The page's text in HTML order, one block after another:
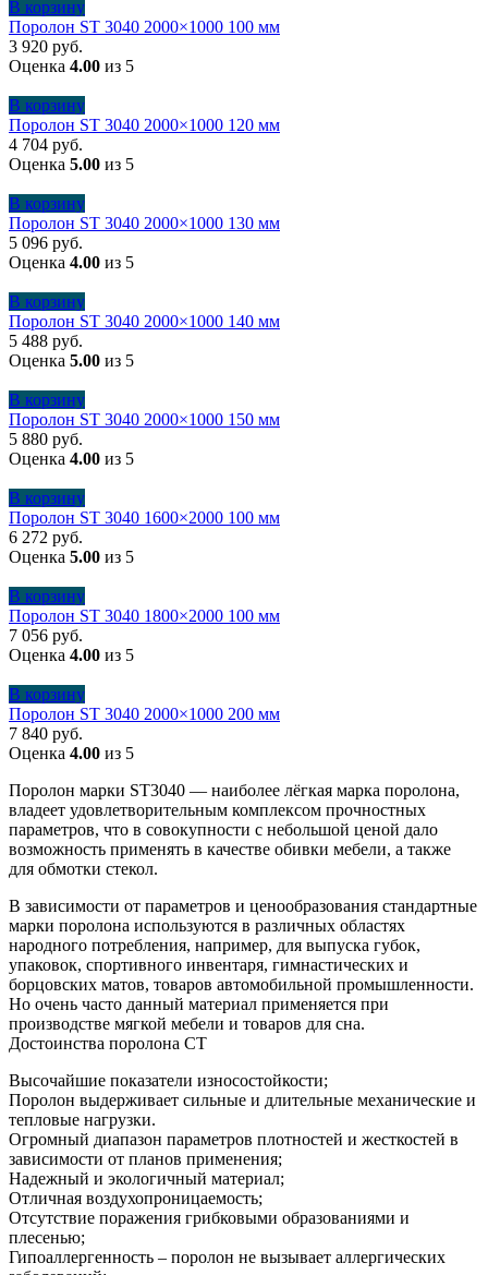
В корзину
Поролон ST 3040 2000×1000 100 мм
3 920 руб.
Оценка 4.00 из 5
В корзину
Поролон ST 3040 2000×1000 120 мм
4 704 руб.
Оценка 5.00 из 5
В корзину
Поролон ST 3040 2000×1000 130 мм
5 096 руб.
Оценка 4.00 из 5
В корзину
Поролон ST 3040 2000×1000 140 мм
5 488 руб.
Оценка 5.00 из 5
В корзину
Поролон ST 3040 2000×1000 150 мм
5 880 руб.
Оценка 4.00 из 5
В корзину
Поролон ST 3040 1600×2000 100 мм
6 272 руб.
Оценка 5.00 из 5
В корзину
Поролон ST 3040 1800×2000 100 мм
7 056 руб.
Оценка 4.00 из 5
В корзину
Поролон ST 3040 2000×1000 200 мм
7 840 руб.
Оценка 4.00 из 5
Поролон марки ST3040 — наиболее лёгкая марка поролона,
владеет удовлетворительным комплексом прочностных
параметров, что в совокупности с небольшой ценой дало
возможность применять в качестве обивки мебели, а также
для обмотки стекол.
В зависимости от параметров и ценообразования стандартные
марки поролона используются в различных областях
народного потребления, например, для выпуска губок,
упаковок, спортивного инвентаря, гимнастических и
борцовских матов, товаров автомобильной промышленности.
Но очень часто данный материал применяется при
производстве мягкой мебели и товаров для сна.
Достоинства поролона СТ
Высочайшие показатели износостойкости;
Поролон выдерживает сильные и длительные механические и
тепловые нагрузки.
Огромный диапазон параметров плотностей и жесткостей в
зависимости от планов применения;
Надежный и экологичный материал;
Отличная воздухопроницаемость;
Отсутствие поражения грибковыми образованиями и
плесенью;
Гипоаллергенность – поролон не вызывает аллергических